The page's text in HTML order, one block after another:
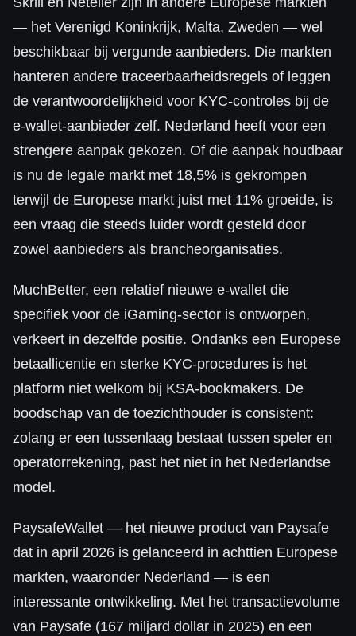
— het Verenigd Koninkrijk, Malta, Zweden — wel
beschikbaar bij vergunde aanbieders. Die markten
hanteren andere traceerbaarheidsregels of leggen
de verantwoordelijkheid voor KYC-controles bij de
e-wallet-aanbieder zelf. Nederland heeft voor een
strengere aanpak gekozen. Of die aanpak houdbaar
is nu de legale markt met 18,5% is gekrompen
terwijl de Europese markt juist met 11% groeide, is
een vraag die steeds luider wordt gesteld door
zowel aanbieders als brancheorganisaties.
MuchBetter, een relatief nieuwe e-wallet die
specifiek voor de iGaming-sector is ontworpen,
verkeert in dezelfde positie. Ondanks een Europese
betaallicentie en sterke KYC-procedures is het
platform niet welkom bij KSA-bookmakers. De
boodschap van de toezichthouder is consistent:
zolang er een tussenlaag bestaat tussen speler en
operatorrekening, past het niet in het Nederlandse
model.
PaysafeWallet — het nieuwe product van Paysafe
dat in april 2026 is gelanceerd in achttien Europese
markten, waaronder Nederland — is een
interessante ontwikkeling. Met het transactievolume
van Paysafe (167 miljard dollar in 2025) en een